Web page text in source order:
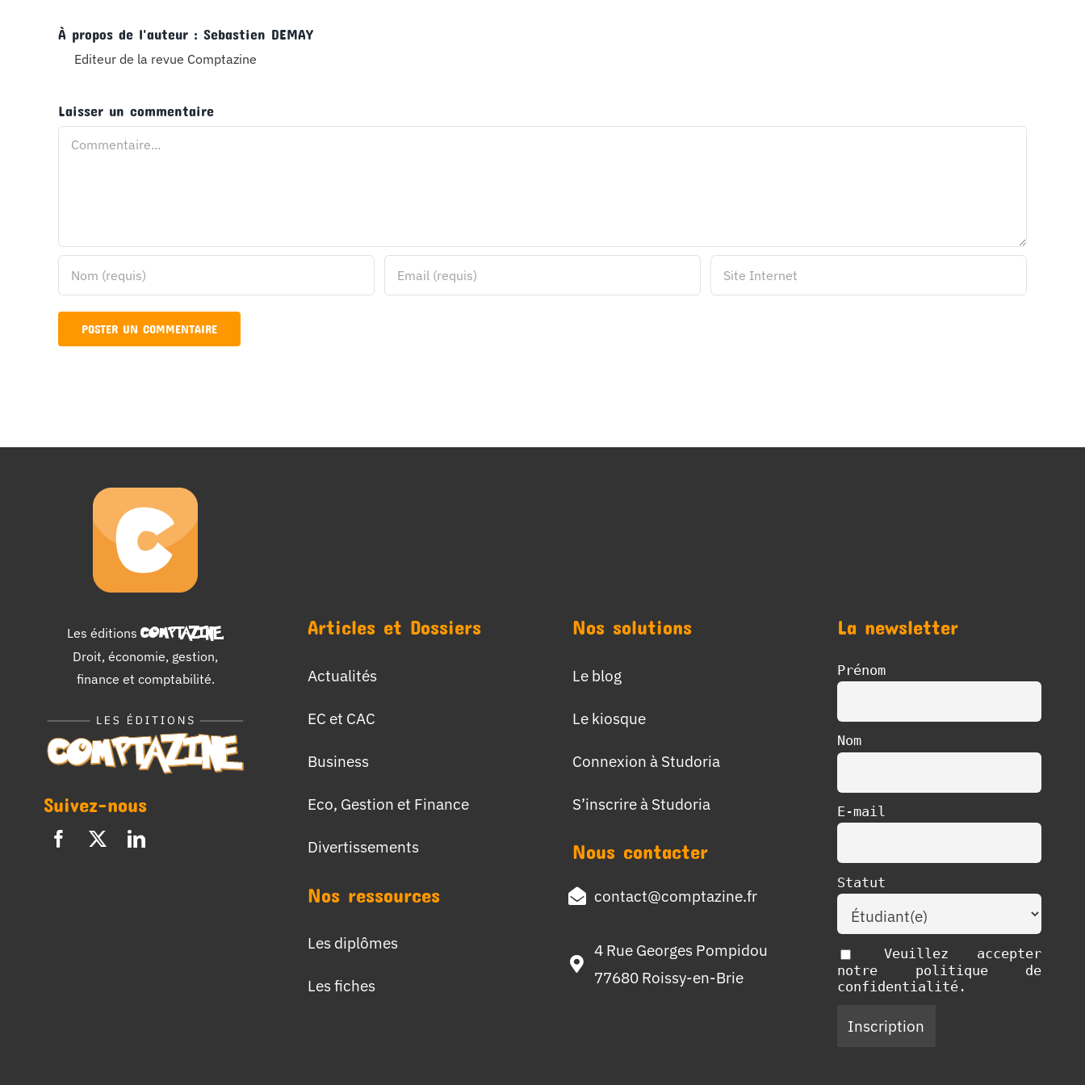
À propos de l'auteur : Sebastien DEMAY
Editeur de la revue Comptazine
Laisser un commentaire
Commentaire
Les éditions COMPTAZINE.
Droit, économie, gestion,
finance et comptabilité.
Suivez-nous
Articles et Dossiers
Actualités
EC et CAC
Business
Eco, Gestion et Finance
Divertissements
Nos ressources
Les diplômes
Les fiches
Nos solutions
Le blog
Le kiosque
Connexion à Studoria
S’inscrire à Studoria
Nous contacter
contact@comptazine.fr
4 Rue Georges Pompidou
77680 Roissy-en-Brie
La newsletter
Prénom
Nom
E-mail
Statut
Veuillez accepter
notre politique de
confidentialité.